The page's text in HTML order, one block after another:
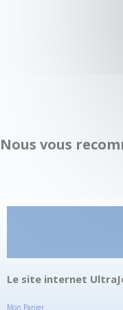
Nous vous
Le site internet
Mon Panier